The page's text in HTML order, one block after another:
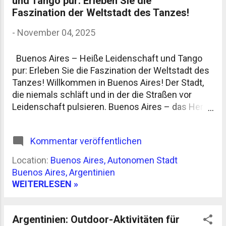
Häuserschluchten. Wer Glück hat, erwischt eine
Stadt für eine Stunde durchspült. Danach riecht
ist es ein bisschen kühler. An der Atlantikküste,
etwa in Mar del Plata oder Pinamar, füllen sich die
Strände. Viele Argentinier nehmen sich ab Mitte
des Monats frei oder arbei...
Faszination der Weltstadt des Tanzes!
- November 04, 2025
Buenos Aires – Heiße Leidenschaft und Tango
pur: Erleben Sie die Faszination der Weltstadt des
Tanzes! Willkommen in Buenos Aires! Der Stadt,
die niemals schläft und in der die Straßen vor
Leidenschaft pulsieren. Buenos Aires – das Herz
wie der Sommer am Río de la Plata: TANGO!
Buenos Aires: Die Stadt, in der der Tango geboren
wurde Buenos Aires ist die Geburtsstätte des
Tangos, ein Tanz, der für pure Leidenschaft,
erzählt, ist der Tango mehr als nur ein Tanz – er ist
Kommentar veröffentlichen
Location: Buenos Aires, Autonomen Stadt
Buenos Aires, Argentinien
WEITERLESEN »
Argentinien: Outdoor-Aktivitäten für